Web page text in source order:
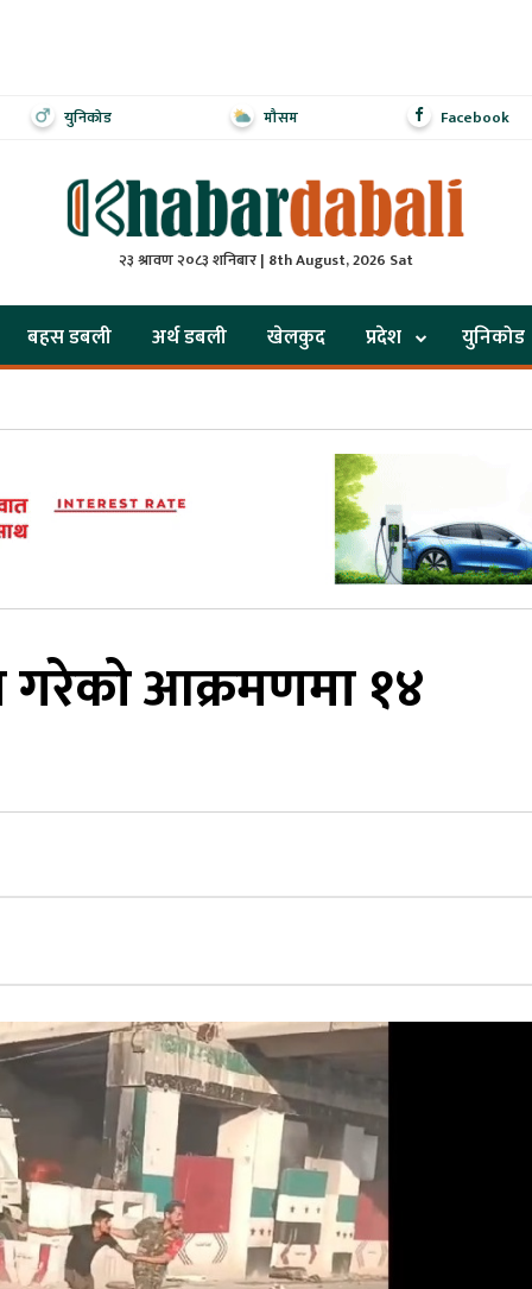
युनिकोड मौसम Facebook
२३ श्रावण २०८३ शनिबार | 8th August, 2026 Sat
बहस डबली अर्थ डबली खेलकुद प्रदेश युनिकोड
गरेको आक्रमणमा १४